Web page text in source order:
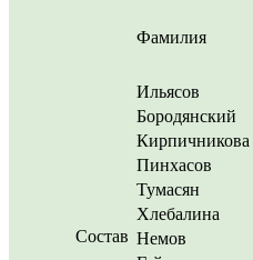
Состав
Фамилия
Ильясов
Бородянский
Кирпичникова
Пинхасов
Тумасян
Хлебалина
Немов